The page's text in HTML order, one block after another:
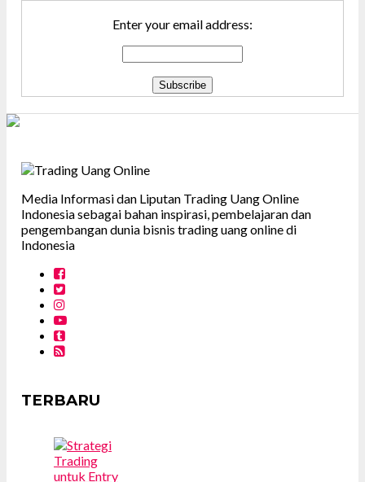
Enter your email address:
Media Informasi dan Liputan Trading Uang Online
Indonesia sebagai bahan inspirasi, pembelajaran dan
pengembangan dunia bisnis trading uang online di
Indonesia
TERBARU